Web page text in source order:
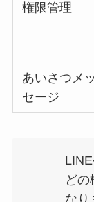
権限管理
あいさつメッ
セージ
ど
なり